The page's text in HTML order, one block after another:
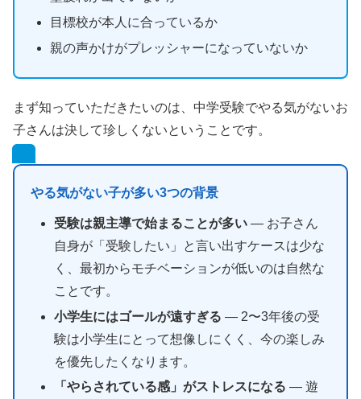
目標校が本人に合っているか
親の声かけがプレッシャーになっていないか
まず知っていただきたいのは、中学受験でやる気がないお
子さんは決して珍しくないということです。
やる気がない子が多い3つの背景
受験は親主導で始まることが多い — お子さん
自身が「受験したい」と言い出すケースは少な
く、最初からモチベーションが低いのは自然な
ことです。
小学生にはゴールが遠すぎる — 2〜3年後の受
験は小学生にとって想像しにくく、今の楽しみ
を優先したくなります。
「やらされている感」がストレスになる — 遊